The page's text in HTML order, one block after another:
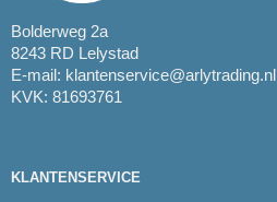
Bolderweg 2a
8243 RD Lelystad
E-mail: klantenservice@arlytrading.nl
KVK: 81693761
KLANTENSERVICE